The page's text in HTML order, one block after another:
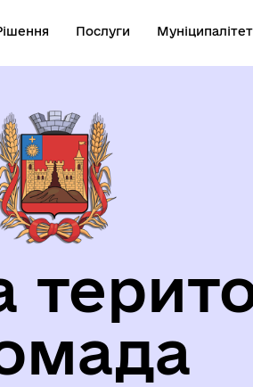
Послуги Муніципалітет